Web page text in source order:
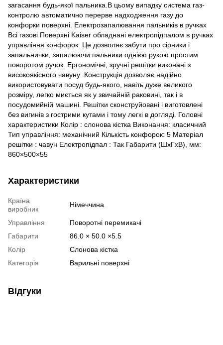
загасання будь-якої пальника.В цьому випадку система газ-
контролю автоматично перерве надходження газу до
конфорки поверхні. Електрозапалювання пальників в ручках
Всі газові Поверхні Kaiser обладнані електропідпалом в ручках
управління конфорок. Це дозволяє забути про сірники і
запальнички, запалюючи пальники однією рукою простим
поворотом ручок. Ергономічні, зручні решітки виконані з
високоякісного чавуну .Конструкція дозволяє надійно
використовувати посуд будь-якого, навіть дуже великого
розміру, легко миється як у звичайній раковині, так і в
посудомийній машині. Решітки сконструйовані і виготовлені
без вигинів з гострими кутами і тому легкі в догляді. Головні
характеристики Колір : слонова кістка Виконання: класичний
Тип управління: механічний Кількість конфорок: 5 Матеріал
решітки : чавун Електропідпал : Так Габарити (ШхГхВ), мм:
860×500×55
Характеристики
Країна
виробник
Німеччина
Управління
Поворотні перемикачі
Габарити
86.0 × 50.0 ×5.5
Колір
Слонова кістка
Категорія
Варильні поверхні
Відгуки